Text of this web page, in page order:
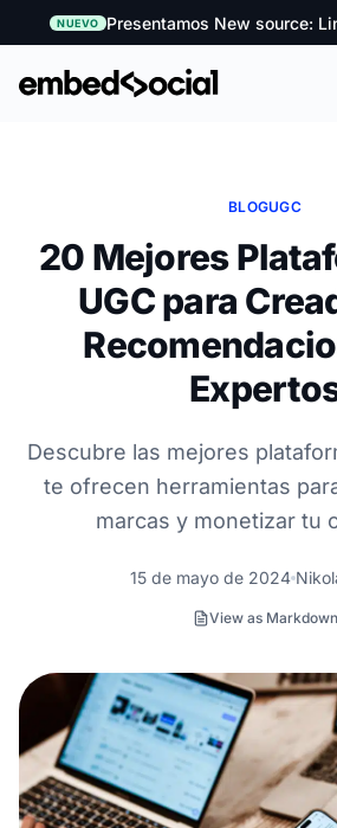
NUEVO Presentamos New source:
BLOGUGC
20 Mejores
UGC para
Descubre las mejores
te ofrecen herramientas
marcas y monetizar tu
15 de mayo de 2024
View as Markdown